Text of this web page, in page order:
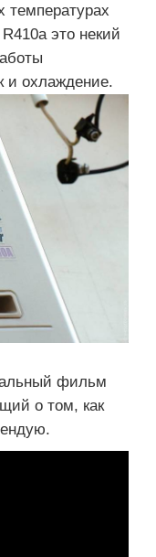
температурах
это некий
и охлаждение.
фильм
о том, как